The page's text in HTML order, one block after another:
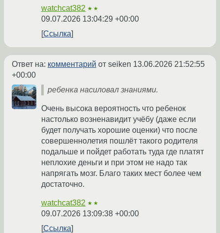
watchcat382 ★★
09.07.2026 13:04:29 +00:00
Ссылка
Ответ на: комментарий от seiken 13.06.2026 21:52:55
+00:00
ребенка насиловал знаниями.
Очень высока вероятность что ребенок
настолько возненавидит учёбу (даже если
будет получать хорошие оценки) что после
совершеннолетия пошлёт такого родителя
подальше и пойдет работать туда где платят
неплохие деньги и при этом не надо так
напрягать мозг. Благо таких мест более чем
достаточно.
watchcat382 ★★
09.07.2026 13:09:38 +00:00
Ссылка